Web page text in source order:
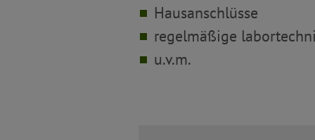
Hausanschlüsse
regelmäßige
u.v.m.